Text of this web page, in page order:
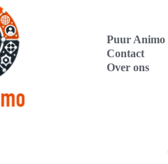
Puur Animo
Contact
Over ons